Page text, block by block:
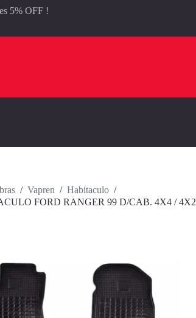
5% OFF !
/ Vapren / Habitaculo /
FORD RANGER 99 D/CAB. 4X4 / 4X2